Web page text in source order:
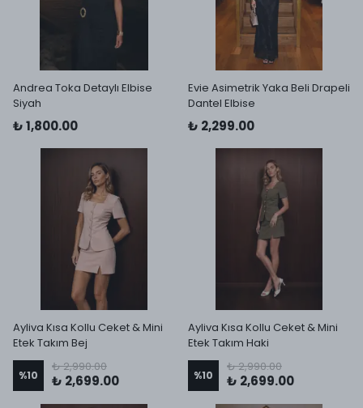
Andrea Toka Detaylı Elbise
Siyah
₺ 1,800.00
Evie Asimetrik Yaka Beli Drapeli
Dantel Elbise
₺ 2,299.00
Ayliva Kısa Kollu Ceket & Mini
Etek Takım Bej
%10
₺ 2,990.00
₺ 2,699.00
Ayliva Kısa Kollu Ceket & Mini
Etek Takım Haki
%10
₺ 2,990.00
₺ 2,699.00